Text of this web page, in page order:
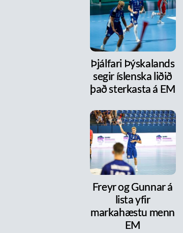
Þjálfari Þýskalands
segir íslenska liðið
það sterkasta á EM
Freyr og Gunnar á
lista yfir
markahæstu menn
EM